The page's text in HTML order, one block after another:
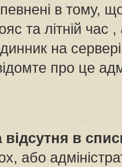
в тому,
та літній час
на
про це
в
або